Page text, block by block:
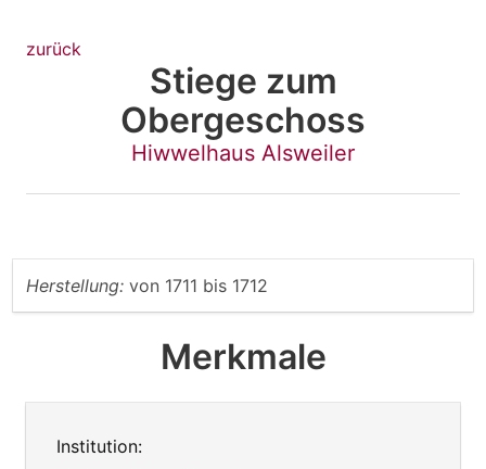
zurück
Stiege zum
Obergeschoss
Hiwwelhaus Alsweiler
Herstellung: von 1711 bis 1712
Merkmale
Institution: